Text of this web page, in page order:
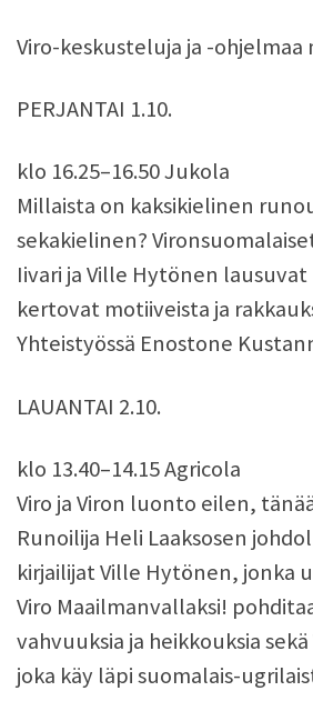
Viro-keskusteluja ja -ohjelmaa
PERJANTAI 1.10.
klo 16.25–16.50 Jukola
Millaista on kaksikielinen
sekakielinen?
Iivari ja Ville Hytönen lausuvat
kertovat motiiveista ja
Yhteistyössä Enostone
LAUANTAI 2.10.
klo 13.40–14.15 Agricola
Viro ja Viron luonto eilen,
Runoilija Heli Laaksosen
kirjailijat Ville Hytönen, jonka
Viro Maailmanvallaksi!
vahvuuksia ja heikkouksia
joka käy läpi suomalais-